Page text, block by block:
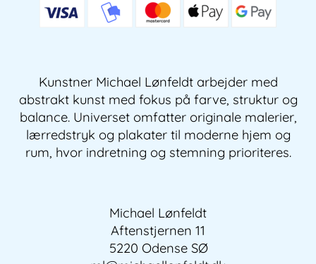
Kunstner Michael Lønfeldt arbejder med
abstrakt kunst med fokus på farve, struktur og
balance. Universet omfatter originale malerier,
lærredstryk og plakater til moderne hjem og
rum, hvor indretning og stemning prioriteres.
Michael Lønfeldt
Aftenstjernen 11
5220 Odense SØ